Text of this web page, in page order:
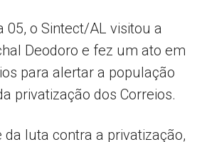
05, o Sintect/AL visitou a
Deodoro e fez um ato em
para alertar a população
privatização dos Correios.
da luta contra a privatização,